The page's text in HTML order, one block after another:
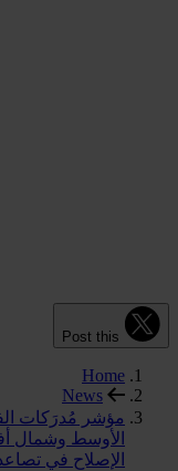
Post this
Home
News
الأوسط وشمال
الإصلاح في تصاعد